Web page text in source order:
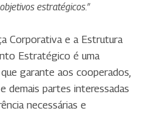
estratégicos.”
Corporativa e a Estrutura
Estratégico é uma
garante aos cooperados,
demais partes interessadas
necessárias e